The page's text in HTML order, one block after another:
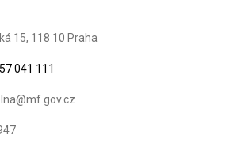
15, 118 10 Praha
041 111